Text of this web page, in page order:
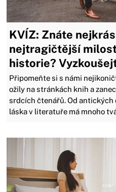
KVÍZ: Znáte
nejtragičtější
historie?
Připomeňte si s námi
ožily na stránkách knih a
srdcích čtenářů. Od antických
láska v literatuře má mnoho